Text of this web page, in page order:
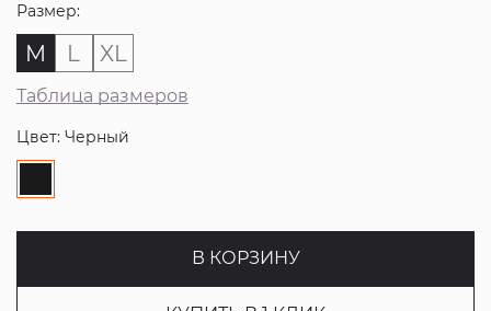
Размер:
M L XL
Таблица размеров
Цвет: Черный
В КОРЗИНУ